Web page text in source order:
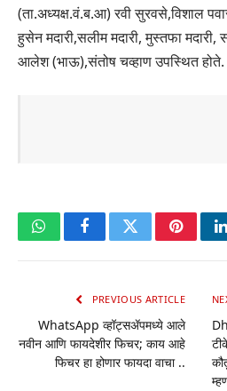
(ता.अध्यक्ष.वं.ब.आ) रवी सुरवसे,विशाल
हुसेन मदारी,सलीम मदारी, मुस्तफा मदारी,
आलेश (भाऊ),संतोष चव्हाण उपस्थित होते.
WhatsAppFacebookTwitter
PREVIOUS ARTICLE
WhatsApp व्हॉट्सॲपमध्ये आले
नवीन आणि फायदेशीर फिचर; काय आहे
फिचर हा होणार फायदा वाचा ..